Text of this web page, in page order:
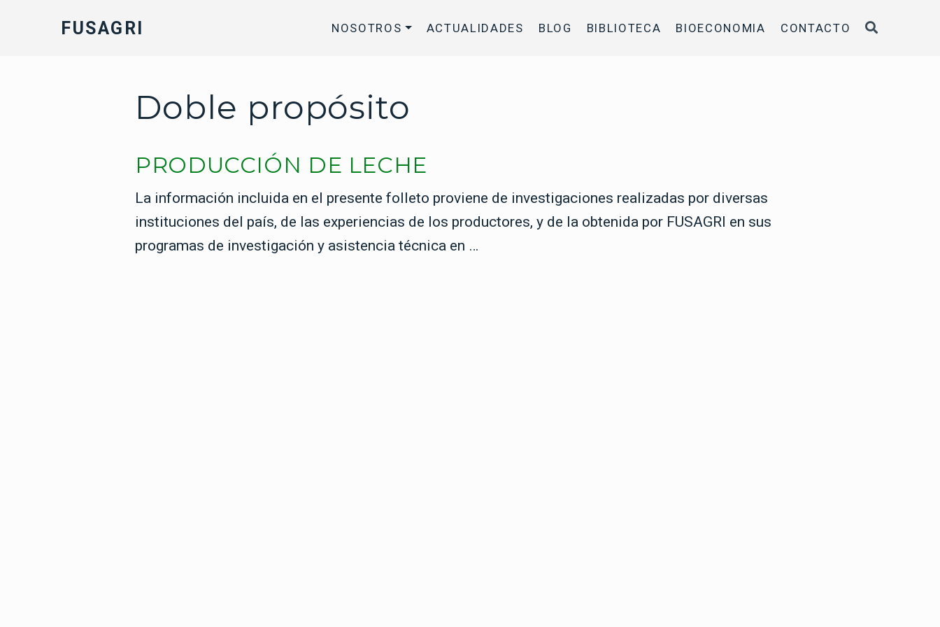
FUSAGRI NOSOTROS ACTUALIDADES BLOG BIBLIOTECA BIOECONOMIA CONTACTO
Doble propósito
PRODUCCIÓN DE LECHE
La información incluida en el presente folleto proviene de investigaciones realizadas por diversas
instituciones del país, de las experiencias de los productores, y de la obtenida por FUSAGRI en sus
programas de investigación y asistencia técnica en …